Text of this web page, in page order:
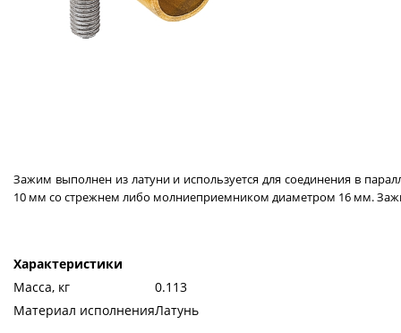
Зажим выполнен из латуни и используется для соединения в
10 мм со стрежнем либо молниеприемником диаметром 16 мм.
Характеристики
Масса, кг
0.113
Материал исполненияЛатунь